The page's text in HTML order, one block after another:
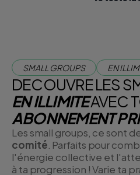
SMALL GROUPS EN
DECOUVRE LES
EN ILLIMITEAVEC
ABONNEMENT
Les small groups, ce sont
comité . Parfaits pour
l'énergie collective et
à ta progression ! Varie ta